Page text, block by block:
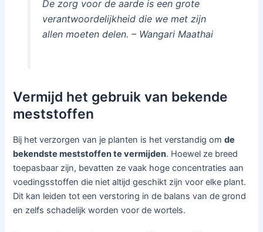
De zorg voor de aarde is een grote
verantwoordelijkheid die we met zijn
allen moeten delen. – Wangari Maathai
Vermijd het gebruik van bekende
meststoffen
Bij het verzorgen van je planten is het verstandig omde
bekendste meststoffen te vermijden. Hoewel ze breed
toepasbaar zijn, bevatten ze vaak hoge concentraties aan
voedingsstoffen die niet altijd geschikt zijn voor elke plant.
Dit kan leiden tot een verstoring in de balans van de grond
en zelfs schadelijk worden voor de wortels.